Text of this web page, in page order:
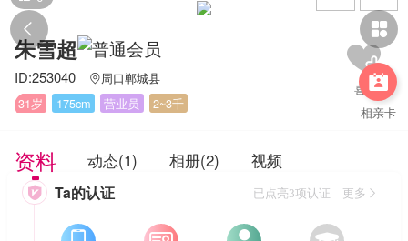
 

相亲卡
朱雪超
ID:253040 周口郸城县
31岁
175cm 营业员 2~3千
资料 动态(1) 相册(2) 视频
 Ta的认证 已点亮3项认证 更多